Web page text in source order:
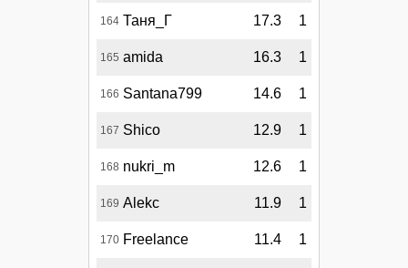
164 Таня_Г 17.3 1
165 amida 16.3 1
166 Santana799 14.6 1
167 Shico 12.9 1
168 nukri_m 12.6 1
169 Alekc 11.9 1
170 Freelance 11.4 1